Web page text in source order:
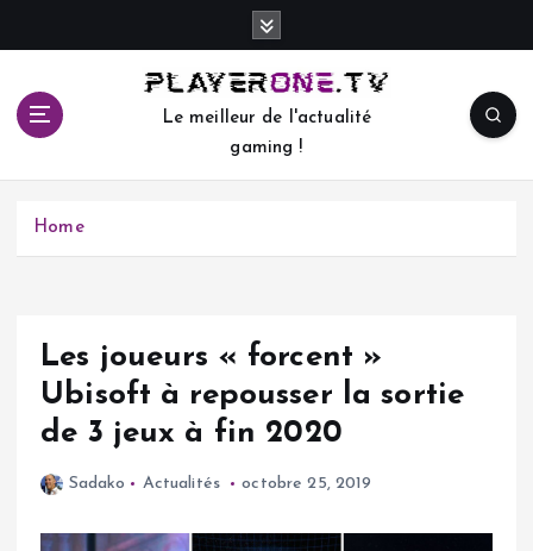
c
Le meilleur de l'actualité
gaming !
Home
Les joueurs « forcent »
Ubisoft à repousser la sortie
de 3 jeux à fin 2020
Sadako Actualités octobre 25, 2019